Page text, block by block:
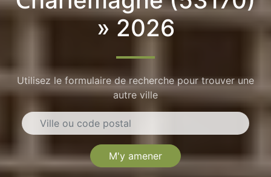
» 2026
Utilisez le formulaire de recherche pour trouver une
autre ville
M'y amener